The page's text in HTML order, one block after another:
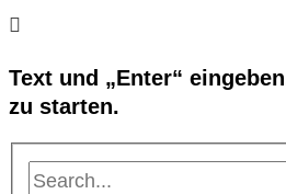
Text und „Enter“
zu starten.
Zum
springen